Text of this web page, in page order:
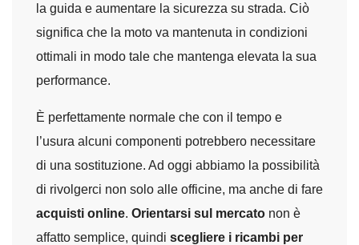
la guida e aumentare la sicurezza su strada. Ciò
significa che la moto va mantenuta in condizioni
ottimali in modo tale che mantenga elevata la sua
performance.
È perfettamente normale che con il tempo e
l’usura alcuni componenti potrebbero necessitare
di una sostituzione. Ad oggi abbiamo la possibilità
di rivolgerci non solo alle officine, ma anche di fare
acquisti online. Orientarsi sul mercato non è
affatto semplice, quindi scegliere i ricambi per